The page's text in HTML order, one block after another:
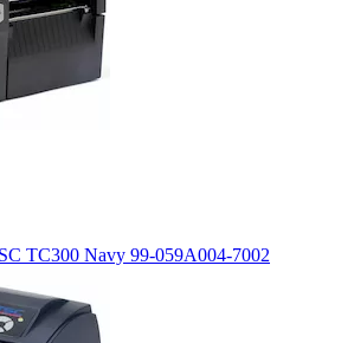
TC300 Navy 99-059A004-7002